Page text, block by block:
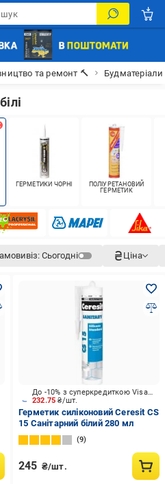
та ремонт 🔨 Будматеріали
ГЕРМЕТИКИ ЧОРНІ
ПОЛІУРЕТАНОВИЙ
ГЕРМЕТИК
Сьогодні Ціна
232.75₴/шт.
До -10% з суперкредиткою Visa Вигода
Герметик силіконовий Ceresit CS
15 Санітарний білий 280 мл
9
245 ₴/шт.